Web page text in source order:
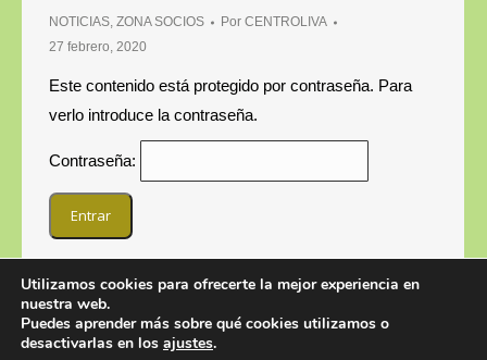
NOTICIAS, ZONA SOCIOS Por CENTROLIVA
27 febrero, 2020
Este contenido está protegido por contraseña. Para
verlo introduce la contraseña.
Contraseña:
Utilizamos cookies para ofrecerte la mejor experiencia en
nuestra web.
Puedes aprender más sobre qué cookies utilizamos o
desactivarlas en los ajustes.